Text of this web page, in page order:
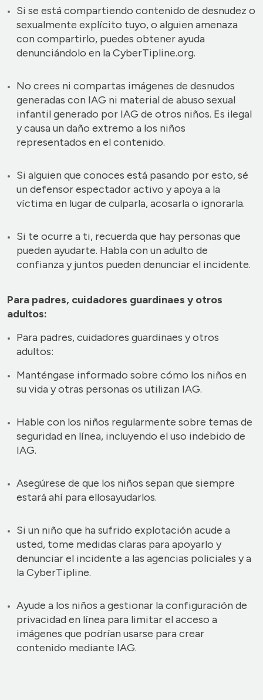
Si se está compartiendo contenido de desnudez o
sexualmente explícito tuyo, o alguien amenaza
con compartirlo, puedes obtener ayuda
denunciándolo en la CyberTipline.org.
No crees ni compartas imágenes de desnudos
generadas con IAG ni material de abuso sexual
infantil generado por IAG de otros niños. Es ilegal
y causa un daño extremo a los niños
representados en el contenido.
Si alguien que conoces está pasando por esto, sé
un defensor espectador activo y apoya a la
víctima en lugar de culparla, acosarla o ignorarla.
Si te ocurre a ti, recuerda que hay personas que
pueden ayudarte. Habla con un adulto de
confianza y juntos pueden denunciar el incidente.
Para padres, cuidadores guardinaes y otros
adultos:
Para padres, cuidadores guardinaes y otros
adultos:
Manténgase informado sobre cómo los niños en
su vida y otras personas os utilizan IAG.
Hable con los niños regularmente sobre temas de
seguridad en línea, incluyendo el uso indebido de
IAG.
Asegúrese de que los niños sepan que siempre
estará ahí para ellosayudarlos.
Si un niño que ha sufrido explotación acude a
usted, tome medidas claras para apoyarlo y
denunciar el incidente a las agencias policiales y a
la CyberTipline.
Ayude a los niños a gestionar la configuración de
privacidad en línea para limitar el acceso a
imágenes que podrían usarse para crear
contenido mediante IAG.